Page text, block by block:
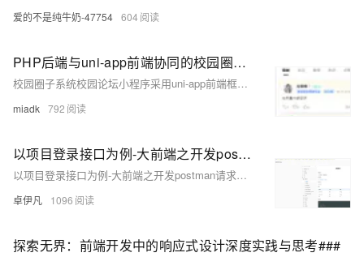
爱的不是纯牛奶-47754 604
PHP后端与uni-app前端协同的校园圈子系统：校园社交场景的跨端开发实践
校园圈子系统校园论坛小程序采用uni-app前端框架，支持多端运行，结合PHP后端（如ThinkPHP/Laravel），实现用户认证、社交关系管理、动态发布与实时聊天功能。前端通过组件化开发和uni.request与后端交互，后端提供RESTful API处理业务逻辑并存储数据于MySQL。同时引入Redis缓存热点数据，RabbitMQ处理异步任务，优化系统性能。核心功能包括JWT身份验证、好友系统、WebSocket实时聊天及活动管理，确保高效稳定的用户体验。
miadk 792
以项目登录接口为例-大前端之开发postman请求接口带token的请求测试-前端开发必学之一-如果要学会联调接口而不是纯写静态前端页面-这个是必学-本文以优雅草蜻蜓Q系统API为实践来演示我们如何带token请求接口-优雅草卓伊凡
以项目登录接口为例-大前端之开发postman请求接口带token的请求测试-前端开发必学之一-如果要学会联调接口而不是纯写静态前端页面-这个是必学-本文以优雅草蜻蜓Q系统API为实践来演示我们如何带token请求接口-优雅草卓伊凡
卓伊凡 1096
探索无界：前端开发中的响应式设计深度实践与思考###